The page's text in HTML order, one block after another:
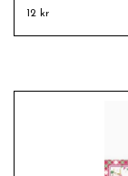
12 kr